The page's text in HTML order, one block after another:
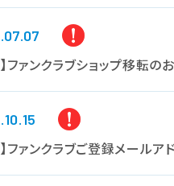
ファンクラブショップ移転の
ファンクラブご登録メール